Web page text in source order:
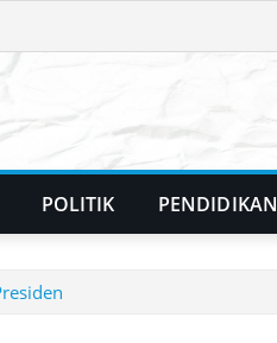
POLITIK PENDIDIKAN